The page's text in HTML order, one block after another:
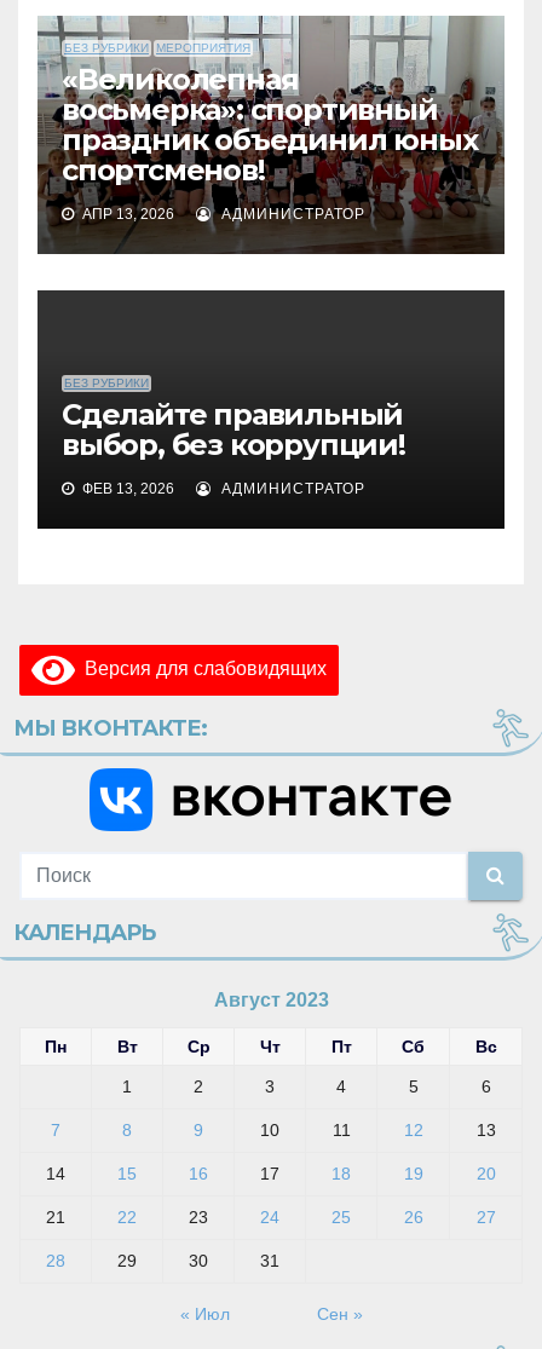
БЕЗ РУБРИКИ МЕРОПРИЯТИЯ
«Великолепная
восьмерка»: спортивный
праздник объединил юных
спортсменов!
АПР 13, 2026 АДМИНИСТРАТОР
БЕЗ РУБРИКИ
Сделайте правильный
выбор, без коррупции!
ФЕВ 13, 2026 АДМИНИСТРАТОР
Версия для слабовидящих
МЫ ВКОНТАКТЕ:
КАЛЕНДАРЬ
Август 2023
Пн Вт Ср Чт Пт Сб Вс
1 2 3 4 5 6
7 8 9 10 11 12 13
14 15 16 17 18 19 20
21 22 23 24 25 26 27
28 29 30 31
« Июл Сен »